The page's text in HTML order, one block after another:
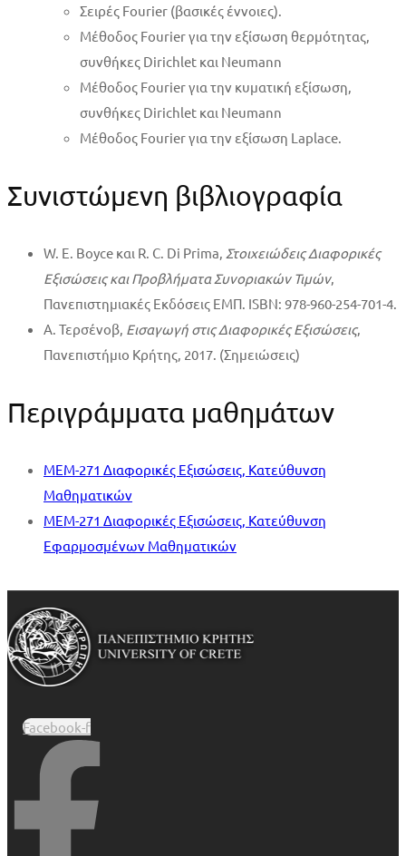
Σειρές Fourier (βασικές έννοιες).
Μέθοδος Fourier για την εξίσωση θερμότητας,
συνθήκες Dirichlet και Neumann
Μέθοδος Fourier για την κυματική εξίσωση,
συνθήκες Dirichlet και Neumann
Μέθοδος Fourier για την εξίσωση Laplace.
Συνιστώμενη βιβλιογραφία
W. E. Boyce και R. C. Di Prima, Στοιχειώδεις Διαφορικές
Εξισώσεις και Προβλήματα Συνοριακών Τιμών,
Πανεπιστημιακές Εκδόσεις ΕΜΠ. ISBN: 978-960-254-701-4.
Α. Τερσένοβ, Εισαγωγή στις Διαφορικές Εξισώσεις,
Πανεπιστήμιο Κρήτης, 2017. (Σημειώσεις)
Περιγράμματα μαθημάτων
MEM-271 Διαφορικές Εξισώσεις, Κατεύθυνση
Μαθηματικών
MEM-271 Διαφορικές Εξισώσεις, Κατεύθυνση
Εφαρμοσμένων Μαθηματικών
Facebook-f